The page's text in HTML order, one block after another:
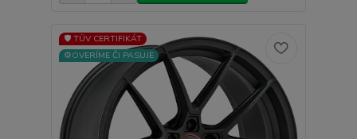
🛡️ TÜV CERTIFIKÁT
⚙️OVERÍME ČI PASUJE